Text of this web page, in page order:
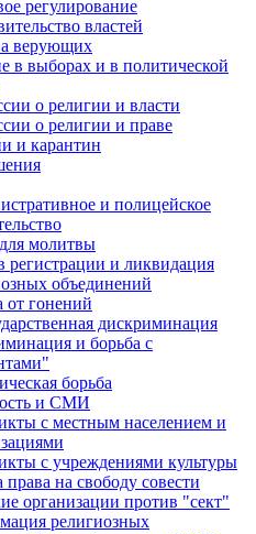
регулирование
властей
верующих
в выборах и в политической
о религии и власти
о религии и праве
и карантин
и полицейское
молитвы
регистрации и ликвидация
объединений
от гонений
дискриминация
и борьба с
борьба
и СМИ
с местным населением и
с учреждениями культуры
права на свободу совести
организации против "сект"
религиозных